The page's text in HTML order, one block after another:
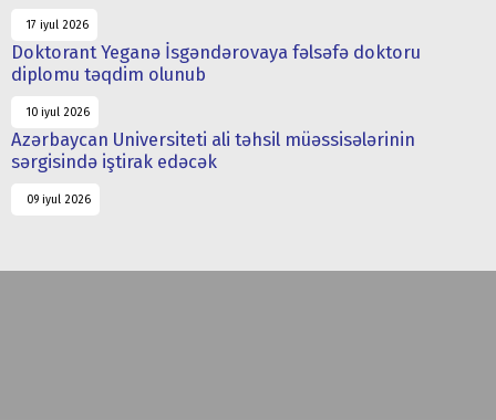
17 iyul 2026
Doktorant Yeganə İsgəndərovaya fəlsəfə doktoru
diplomu təqdim olunub
10 iyul 2026
Azərbaycan Universiteti ali təhsil müəssisələrinin
sərgisində iştirak edəcək
09 iyul 2026